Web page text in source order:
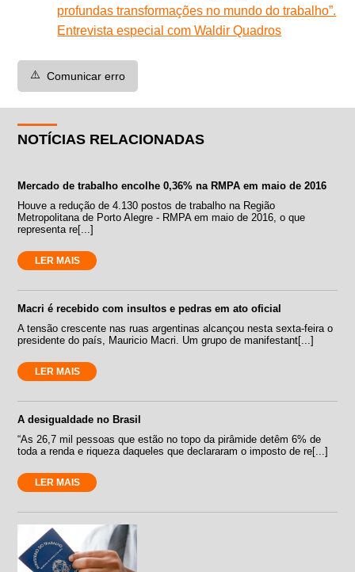
profundas transformações no mundo do trabalho”.
Entrevista especial com Waldir Quadros
⚠️ Comunicar erro
NOTÍCIAS RELACIONADAS
Mercado de trabalho encolhe 0,36% na RMPA em maio de 2016
Houve a redução de 4.130 postos de trabalho na Região
Metropolitana de Porto Alegre - RMPA em maio de 2016, o que
representa re[...]
LER MAIS
Macri é recebido com insultos e pedras em ato oficial
A tensão crescente nas ruas argentinas alcançou nesta sexta-feira o
presidente do país, Mauricio Macri. Um grupo de manifestant[...]
LER MAIS
A desigualdade no Brasil
“As 26,7 mil pessoas que estão no topo da pirâmide detêm 6% de
toda a renda e riqueza daqueles que declararam o imposto de re[...]
LER MAIS